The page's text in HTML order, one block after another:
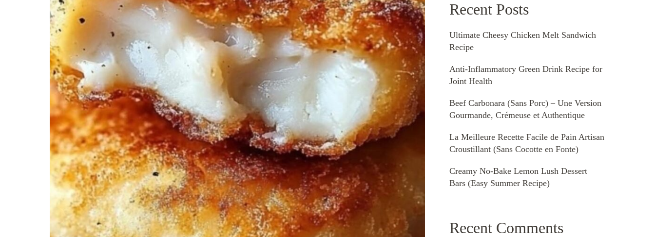
Recent Posts
Ultimate Cheesy Chicken Melt Sandwich
Recipe
Anti-Inflammatory Green Drink Recipe for
Joint Health
Beef Carbonara (Sans Porc) – Une Version
Gourmande, Crémeuse et Authentique
La Meilleure Recette Facile de Pain Artisan
Croustillant (Sans Cocotte en Fonte)
Creamy No-Bake Lemon Lush Dessert
Bars (Easy Summer Recipe)
Recent Comments